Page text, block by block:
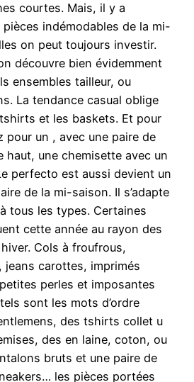
courtes. Mais, il y a
pièces indémodables de la mi-
on peut toujours investir.
découvre bien évidemment
ensembles tailleur, ou
La tendance casual oblige
et les baskets. Et pour
pour un , avec une paire de
haut, une chemisette avec un
perfecto est aussi devient un
de la mi-saison. Il s’adapte
tous les types. Certaines
cette année au rayon des
Cols à froufrous,
jeans carottes, imprimés
perles et imposantes
sont les mots d’ordre
des tshirts collet u
des en laine, coton, ou
bruts et une paire de
les pièces portées